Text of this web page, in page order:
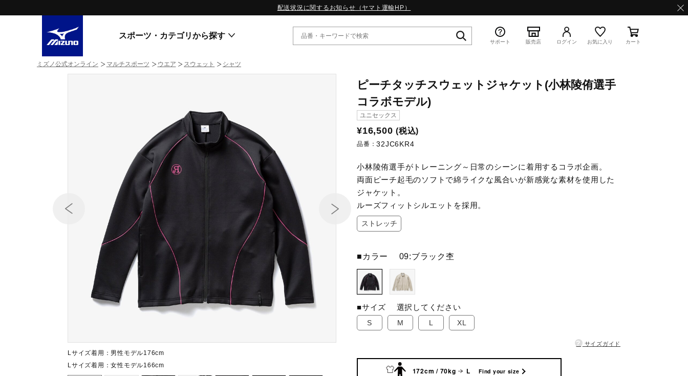
配送状況に関するお知らせ（ヤマト運輸HP）
スポーツ・カテゴリから探す
スニーカー
テニス／ソフトテニス
ウィンタースポーツ
WAVE PROPHECY
MORELIA LS
WAVE RIDER
MXR
ゴアテックス
コラボレーション
その他シリーズ
W.PROPHECY1｜特集
WP MAGIC MITA｜特集
WP STRAP｜特集
スペシャルカラーパック｜特集
WP STRAP 2｜特集
マーガレット・ハウエル｜特集
KICKS & ECHO｜特集
スニーカー商品をすべて見る
WAVE PROPHECY 13.2
サポート 販売店 ログイン お気に入り カート
ミズノ公式オンライン マルチスポーツ ウエア スウェット シャツ
ピーチタッチスウェットジャケット(小林陵侑選手
コラボモデル)
ユニセックス
Lサイズ着用：男性モデル176cm
Lサイズ着用：女性モデル166cm
¥16,500 (税込)
品番：32JC6KR4
小林陵侑選手がトレーニング～日常のシーンに着用するコラボ企画。
両面ピーチ起毛のソフトで綿ライクな風合いが新感覚な素材を使用した
ジャケット。
ルーズフィットシルエットを採用。
ストレッチ
■カラー 09:ブラック杢
■サイズ 選択してください
S M L XL
? サイズガイド
172cm / 70kg L Find your size